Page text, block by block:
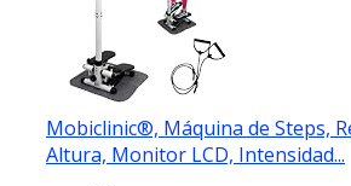
Mobiclinic®, Máquina de Steps,
Altura, Monitor LCD, Intensidad...